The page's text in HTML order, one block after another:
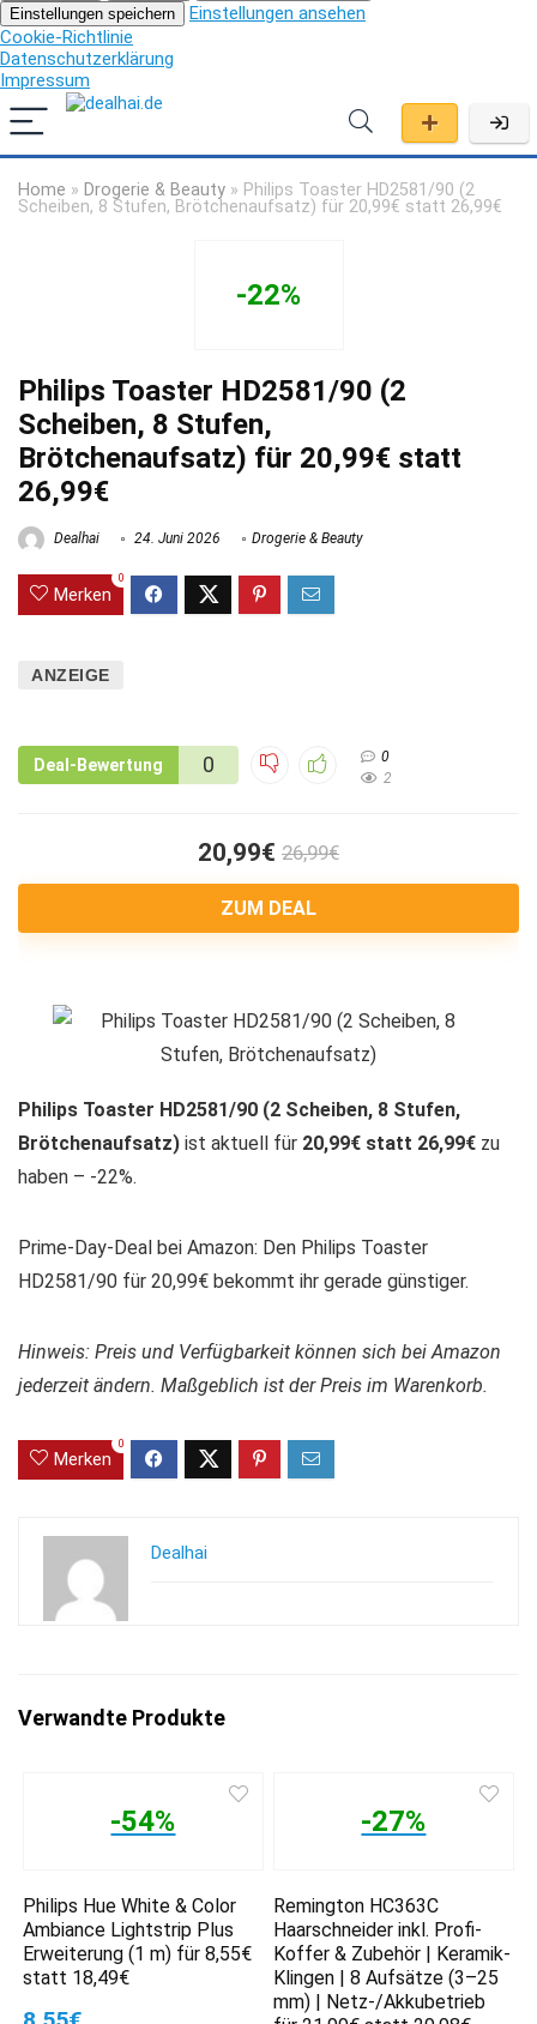
Einstellungen speichern
Einstellungen ansehen
Cookie-Richtlinie
Datenschutzerklärung
Impressum
Home » Drogerie & Beauty » Philips Toaster HD2581/90 (2
Scheiben, 8 Stufen, Brötchenaufsatz) für 20,99€ statt 26,99€
-22%
Philips Toaster HD2581/90 (2
Scheiben, 8 Stufen,
Brötchenaufsatz) für 20,99€ statt
26,99€
Dealhai 24. Juni 2026 Drogerie & Beauty
Merken
0
ANZEIGE
Deal-Bewertung 0
0
2
20,99€ 26,99€
ZUM DEAL
Philips Toaster HD2581/90 (2 Scheiben, 8 Stufen,
Brötchenaufsatz) ist aktuell für 20,99€ statt 26,99€ zu
haben – -22%.
Prime-Day-Deal bei Amazon: Den Philips Toaster
HD2581/90 für 20,99€ bekommt ihr gerade günstiger.
Hinweis: Preis und Verfügbarkeit können sich bei Amazon
jederzeit ändern. Maßgeblich ist der Preis im Warenkorb.
Merken
0
Dealhai
Verwandte Produkte
-54%
Philips Hue White & Color
Ambiance Lightstrip Plus
Erweiterung (1 m) für 8,55€
statt 18,49€
-27%
Remington HC363C
Haarschneider inkl. Profi-
Koffer & Zubehör | Keramik-
Klingen | 8 Aufsätze (3–25
mm) | Netz-/Akkubetrieb